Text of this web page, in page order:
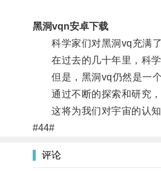
黑洞vqn安卓下载
科学家们对黑洞vq充满了
在过去的几十年里，科学
但是，黑洞vq仍然是一个
通过不断的探索和研究，
这将为我们对宇宙的认知
#44#
评论